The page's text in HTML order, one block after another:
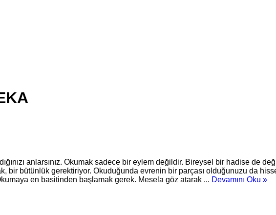
anlarsınız. Okumak sadece bir eylem değildir. Bireysel bir hadise de
bir bütünlük gerektiriyor. Okuduğunda evrenin bir parçası olduğunuzu da
en basitinden başlamak gerek. Mesela göz atarak ... Devamını Oku »